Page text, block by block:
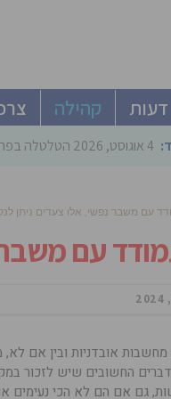
דעות קהילה
4 אוגוסט, 2026 הטלטלה
עם משבר נפשי, אלו צעדים ניתן
עם משבר
אובדניות ובין אם
החשובים שיש לזכור
גם אם הם לא הכי נעימים